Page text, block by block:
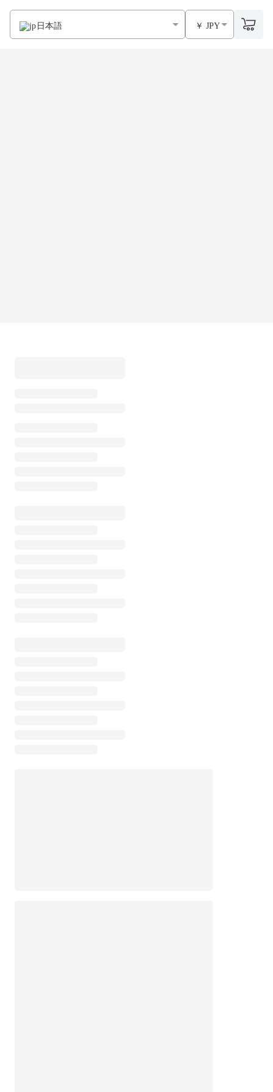
日本語 ￥ JPY